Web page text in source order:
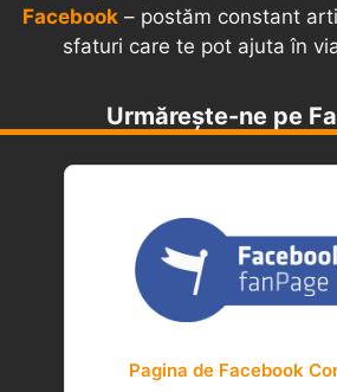
Facebook – postăm constant
sfaturi care te pot ajuta în
Urmărește-ne pe
Pagina de Facebook